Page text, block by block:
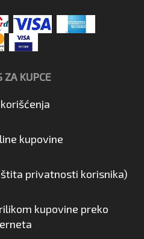
ZA KUPCE
kupovine
privatnosti korisnika)
kupovine preko